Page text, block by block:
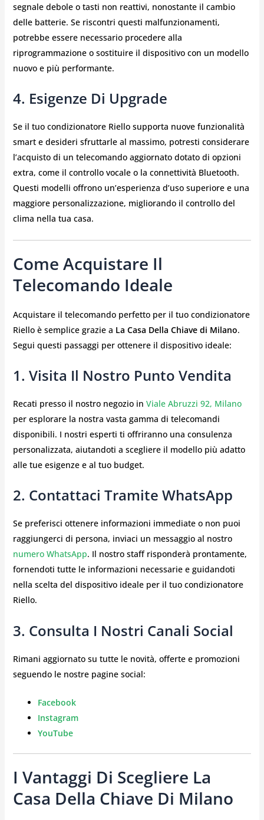
segnale debole o tasti non reattivi, nonostante il cambio
delle batterie. Se riscontri questi malfunzionamenti,
potrebbe essere necessario procedere alla
riprogrammazione o sostituire il dispositivo con un modello
nuovo e più performante.
4. Esigenze Di Upgrade
Se il tuo condizionatore Riello supporta nuove funzionalità
smart e desideri sfruttarle al massimo, potresti considerare
l’acquisto di un telecomando aggiornato dotato di opzioni
extra, come il controllo vocale o la connettività Bluetooth.
Questi modelli offrono un’esperienza d’uso superiore e una
maggiore personalizzazione, migliorando il controllo del
clima nella tua casa.
Come Acquistare Il
Telecomando Ideale
Acquistare il telecomando perfetto per il tuo condizionatore
Riello è semplice grazie a La Casa Della Chiave di Milano.
Segui questi passaggi per ottenere il dispositivo ideale:
1. Visita Il Nostro Punto Vendita
Recati presso il nostro negozio in Viale Abruzzi 92, Milano
per esplorare la nostra vasta gamma di telecomandi
disponibili. I nostri esperti ti offriranno una consulenza
personalizzata, aiutandoti a scegliere il modello più adatto
alle tue esigenze e al tuo budget.
2. Contattaci Tramite WhatsApp
Se preferisci ottenere informazioni immediate o non puoi
raggiungerci di persona, inviaci un messaggio al nostro
numero WhatsApp. Il nostro staff risponderà prontamente,
fornendoti tutte le informazioni necessarie e guidandoti
nella scelta del dispositivo ideale per il tuo condizionatore
Riello.
3. Consulta I Nostri Canali Social
Rimani aggiornato su tutte le novità, offerte e promozioni
seguendo le nostre pagine social:
Facebook
Instagram
YouTube
I Vantaggi Di Scegliere La
Casa Della Chiave Di Milano